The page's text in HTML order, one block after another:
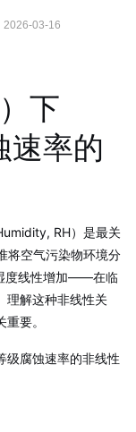
2026-03-16
下
速率的
RH）是最关
将空气污染物环境分
度线性增加——在临
理解这种非线性关
要。
级腐蚀速率的非线性